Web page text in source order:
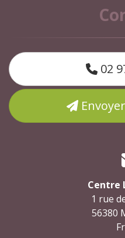
02
Centre
1 rue
56380